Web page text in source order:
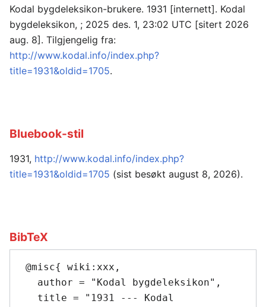
Kodal bygdeleksikon-brukere. 1931 [internett]. Kodal
bygdeleksikon, ; 2025 des. 1, 23:02 UTC [sitert 2026
aug. 8]. Tilgjengelig fra:
http://www.kodal.info/index.php?
title=1931&oldid=1705.
Bluebook-stil
1931, http://www.kodal.info/index.php?
title=1931&oldid=1705 (sist besøkt august 8, 2026).
BibTeX